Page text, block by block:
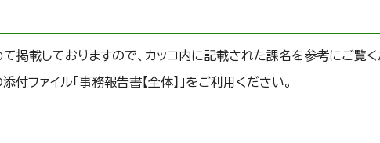
掲載しておりますので、カッコ内に記載された課名を参考にご覧く
ファイル「事務報告書【全体】」をご利用ください。